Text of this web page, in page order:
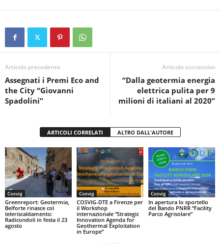
a
c
b
o
o
k
wi
tt
h
at
s
A
p
in
t
o
vi
Articolo precedente
Assegnati i Premi Eco and
the City “Giovanni
Spadolini”
Articolo successivo
“Dalla geotermia energia
elettrica pulita per 9
milioni di italiani al 2020”
ARTICOLI CORRELATI ALTRO DALL'AUTORE
Cosvig
Greenreport: Geotermia,
Belforte rinasce col
teleriscaldamento:
Radicondoli in festa il 23
agosto
Cosvig
COSVIG-DTE a Firenze per
il Workshop
internazionale “Strategic
Innovation Agenda for
Geothermal Exploitation
in Europe”
Cosvig
In apertura lo sportello
del Bando PNRR “Facility
Parco Agrisolare”